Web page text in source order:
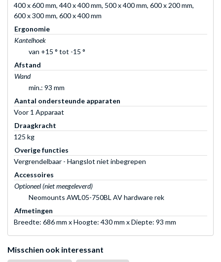
400 x 600 mm, 440 x 400 mm, 500 x 400 mm, 600 x 200 mm,
600 x 300 mm, 600 x 400 mm
Ergonomie
Kantelhoek
van +15 ° tot -15 °
Afstand
Wand
min.: 93 mm
Aantal ondersteunde apparaten
Voor 1 Apparaat
Draagkracht
125 kg
Overige functies
Vergrendelbaar - Hangslot niet inbegrepen
Accessoires
Optioneel (niet meegeleverd)
Neomounts AWL05-750BL AV hardware rek
Afmetingen
Breedte: 686 mm x Hoogte: 430 mm x Diepte: 93 mm
Misschien ook interessant